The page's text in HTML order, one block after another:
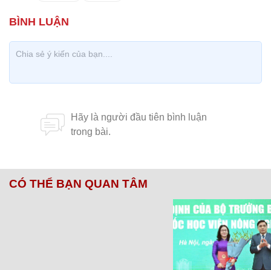
CÓ THỂ BẠN QUAN TÂM